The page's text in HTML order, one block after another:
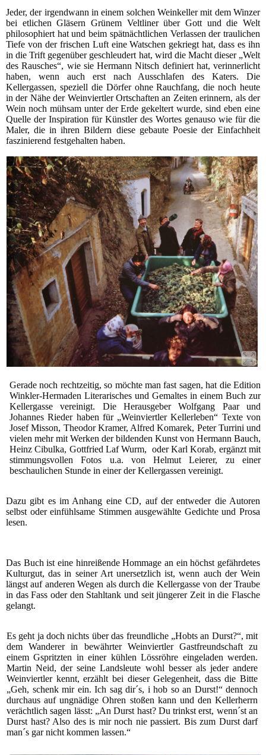
Jeder, der irgendwann in einem solchen Weinkeller mit dem Winzer
bei etlichen Gläsern Grünem Veltliner über Gott und die Welt
philosophiert hat und beim spätnächtlichen Verlassen der traulichen
Tiefe von der frischen Luft eine Watschen gekriegt hat, dass es ihn
in die Trift gegenüber geschleudert hat, wird die Macht dieser „Welt
des Rausches“, wie sie Hermann Nitsch definiert hat, verinnerlicht
haben, wenn auch erst nach Ausschlafen des Katers. Die
Kellergassen, speziell die Dörfer ohne Rauchfang, die noch heute
in der Nähe der Weinviertler Ortschaften an Zeiten erinnern, als der
Wein noch mühsam unter der Erde gekeltert wurde, sind eben eine
Quelle der Inspiration für Künstler des Wortes genauso wie für die
Maler, die in ihren Bildern diese gebaute Poesie der Einfachheit
faszinierend festgehalten haben.
Gerade noch rechtzeitig, so möchte man fast sagen, hat die Edition
Winkler-Hermaden Literarisches und Gemaltes in einem Buch zur
Kellergasse vereinigt. Die Herausgeber Wolfgang Paar und
Johannes Rieder haben für „Weinviertler Kellerleben“ Texte von
Josef Misson, Theodor Kramer, Alfred Komarek, Peter Turrini und
vielen mehr mit Werken der bildenden Kunst von Hermann Bauch,
Heinz Cibulka, Gottfried Laf Wurm, oder Karl Korab, ergänzt mit
stimmungsvollen Fotos u.a. von Helmut Leierer, zu einer
beschaulichen Stunde in einer der Kellergassen vereinigt.
Dazu gibt es im Anhang eine CD, auf der entweder die Autoren
selbst oder einfühlsame Stimmen ausgewählte Gedichte und Prosa
lesen.
Das Buch ist eine hinreißende Hommage an ein höchst gefährdetes
Kulturgut, das in seiner Art unersetzlich ist, wenn auch der Wein
längst auf anderen Wegen als durch die Kellergasse von der Traube
in das Fass oder den Stahltank und seit jüngerer Zeit in die Flasche
gelangt.
Es geht ja doch nichts über das freundliche „Hobts an Durst?“, mit
dem Wanderer in bewährter Weinviertler Gastfreundschaft zu
einem Gspritzten in einer kühlen Lössröhre eingeladen werden.
Martin Neid, der seine Landsleute wohl besser als jeder andere
Weinviertler kennt, erzählt bei dieser Gelegenheit, dass die Bitte
„Geh, schenk mir ein. Ich sag dir´s, i hob so an Durst!“ dennoch
durchaus auf ungnädige Ohren stoßen kann und den Kellerherrn
verächtlich sagen lässt: „An Durst hast? Du trinkst erst, wenn´st an
Durst hast? Also des is mir noch nie passiert. Bis zum Durst darf
man´s gar nicht kommen lassen.“